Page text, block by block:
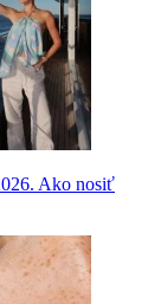
Ako nosiť